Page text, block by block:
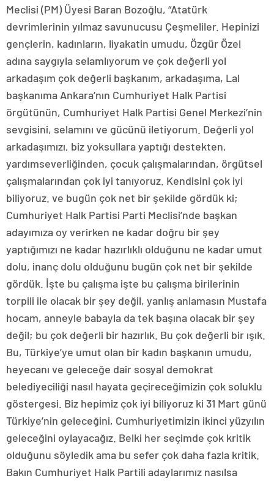
Meclisi (PM) Üyesi Baran Bozoğlu, “Atatürk
devrimlerinin yılmaz savunucusu Çeşmeliler. Hepinizi
gençlerin, kadınların, liyakatin umudu, Özgür Özel
adına saygıyla selamlıyorum ve çok değerli yol
arkadaşım çok değerli başkanım, arkadaşıma, Lal
başkanıma Ankara’nın Cumhuriyet Halk Partisi
örgütünün, Cumhuriyet Halk Partisi Genel Merkezi’nin
sevgisini, selamını ve gücünü iletiyorum. Değerli yol
arkadaşımızı, biz yoksullara yaptığı destekten,
yardımseverliğinden, çocuk çalışmalarından, örgütsel
çalışmalarından çok iyi tanıyoruz. Kendisini çok iyi
biliyoruz. ve bugün çok net bir şekilde gördük ki;
Cumhuriyet Halk Partisi Parti Meclisi’nde başkan
adayımıza oy verirken ne kadar doğru bir şey
yaptığımızı ne kadar hazırlıklı olduğunu ne kadar umut
dolu, inanç dolu olduğunu bugün çok net bir şekilde
gördük. İşte bu çalışma işte bu çalışma birilerinin
torpili ile olacak bir şey değil, yanlış anlamasın Mustafa
hocam, anneyle babayla da tek başına olacak bir şey
değil; bu çok değerli bir hazırlık. Bu çok değerli bir ışık.
Bu, Türkiye’ye umut olan bir kadın başkanın umudu,
heyecanı ve geleceğe dair sosyal demokrat
belediyeciliği nasıl hayata geçireceğimizin çok soluklu
göstergesi. Biz hepimiz çok iyi biliyoruz ki 31 Mart günü
Türkiye’nin geleceğini, Cumhuriyetimizin ikinci yüzyılın
geleceğini oylayacağız. Belki her seçimde çok kritik
olduğunu söyledik ama bu sefer çok daha fazla kritik.
Bakın Cumhuriyet Halk Partili adaylarımız nasılsa